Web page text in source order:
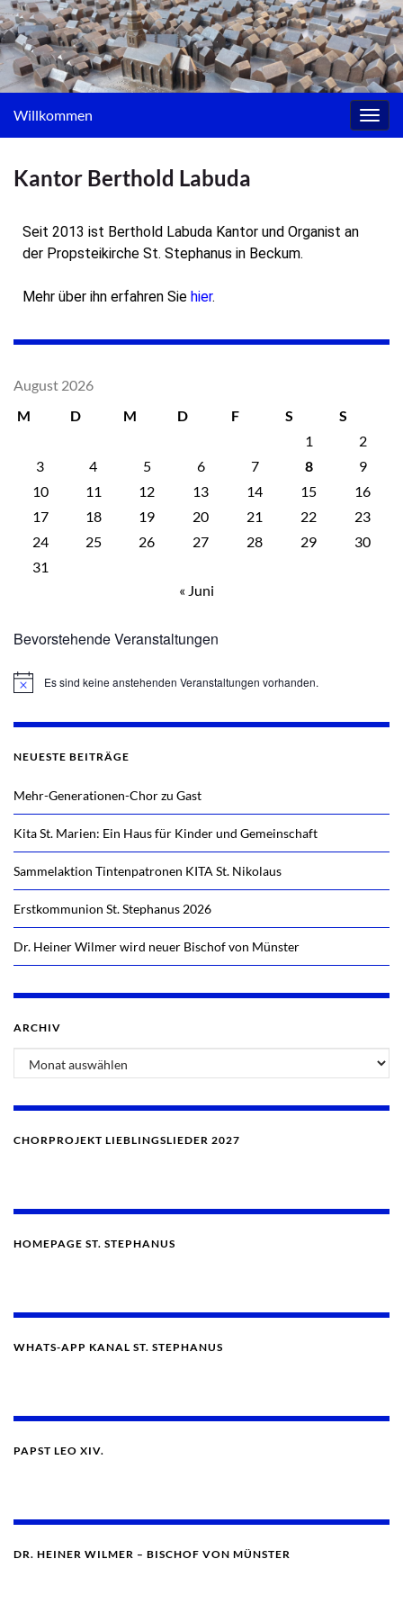
Willkommen
Kantor Berthold Labuda
Seit 2013 ist Berthold Labuda Kantor und Organist an
der Propsteikirche St. Stephanus in Beckum.
Mehr über ihn erfahren Sie hier.
August 2026
M
D M D F S
S
1
2
3
4 5 6 7 8
9
10
11 12 13 14 15
16
17
18 19 20 21 22
23
24
25 26 27 28 29
30
31
« Juni
Bevorstehende Veranstaltungen
HinweisEs sind keine anstehenden Veranstaltungen vorhanden.
NEUESTE BEITRÄGE
Mehr-Generationen-Chor zu Gast
Kita St. Marien: Ein Haus für Kinder und Gemeinschaft
Sammelaktion Tintenpatronen KITA St. Nikolaus
Erstkommunion St. Stephanus 2026
Dr. Heiner Wilmer wird neuer Bischof von Münster
ARCHIV
CHORPROJEKT LIEBLINGSLIEDER 2027
HOMEPAGE ST. STEPHANUS
WHATS-APP KANAL ST. STEPHANUS
PAPST LEO XIV.
DR. HEINER WILMER – BISCHOF VON MÜNSTER